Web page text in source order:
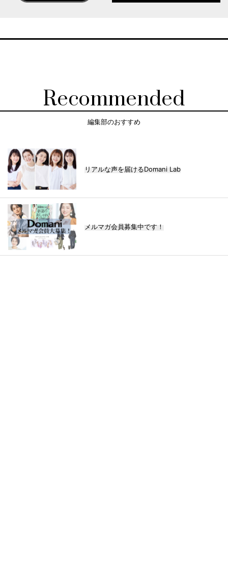
Recommended
編集部のおすすめ
リアルな声を届けるDomani Lab
メルマガ会員募集中です！